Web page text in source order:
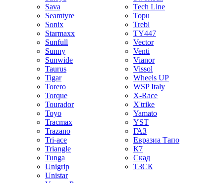
Sava
Seamtyre
Sonix
Starmaxx
Sunfull
Sunny
Sunwide
Taurus
Tigar
Torero
Torque
Tourador
Toyo
Tracmax
Trazano
Tri-ace
Triangle
Tunga
Unigrip
Unistar
Tech Line
Topu
Trebl
TY447
Vector
Venti
Vianor
Vissol
Wheels UP
WSP Italy
X-Race
X'trike
Yamato
YST
ГАЗ
Евразиа Тапо
К7
Скад
ТЗСК